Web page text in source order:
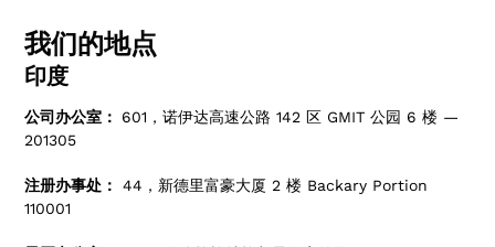
我们的地点
印度
公司办公室： 601，诺伊达高速公路 142 区 GMIT 公园 6 楼 —
201305
注册办事处：
44，新德里富豪大厦 2 楼 Backary Portion
110001